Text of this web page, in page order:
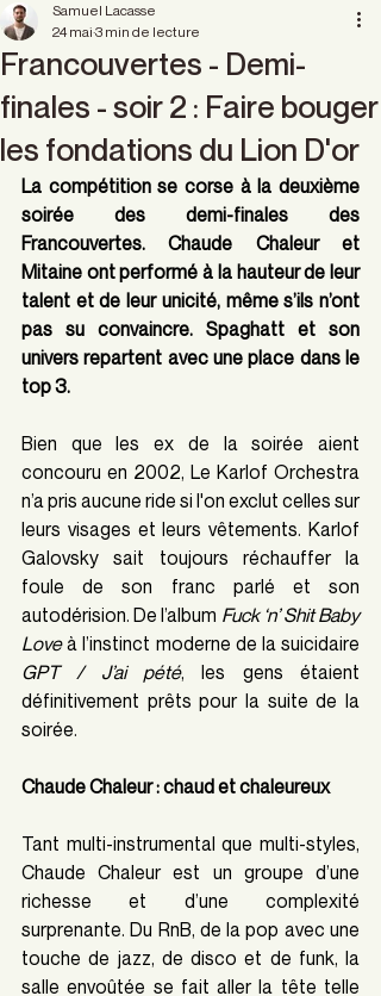
Francouvertes - Demi-
finales - soir 2 : Faire bouger
les fondations du Lion D'or
Samuel Lacasse
24 mai 3 min de lecture
La compétition se corse à la deuxième
soirée des demi-finales des
Francouvertes. Chaude Chaleur et
Mitaine ont performé à la hauteur de leur
talent et de leur unicité, même s’ils n’ont
pas su convaincre. Spaghatt et son
univers repartent avec une place dans le
top 3.
Bien que les ex de la soirée aient
concouru en 2002, Le Karlof Orchestra
n’a pris aucune ride si l'on exclut celles sur
leurs visages et leurs vêtements. Karlof
Galovsky sait toujours réchauffer la
foule de son franc parlé et son
autodérision. De l’album Fuck ‘n’ Shit Baby
Love
GPT / J’ai pété, les gens étaient
définitivement prêts pour la suite de la
soirée.
Chaude Chaleur : chaud et chaleureux
Tant multi-instrumental que multi-styles,
Chaude Chaleur est un groupe d’une
richesse et d’une complexité
surprenante. Du RnB, de la pop avec une
touche de jazz, de disco et de funk, la
salle envoûtée se fait aller la tête telle